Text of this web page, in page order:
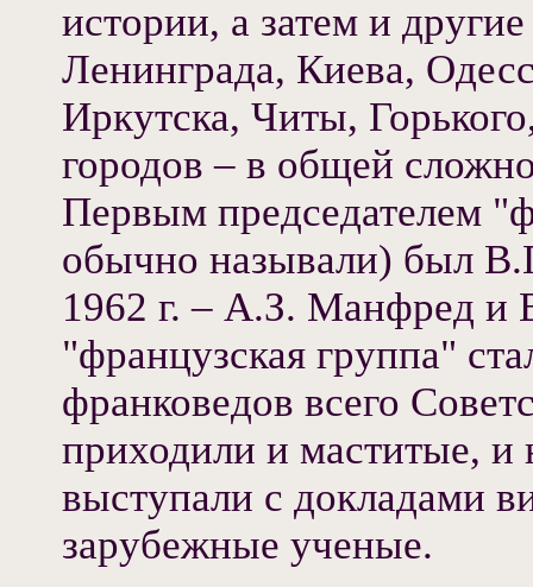
истории, а затем и
Ленинграда, Киева,
Иркутска, Читы,
городов – в общей
Первым председателем
обычно называли) был
1962 г. – А.З. Манфред и
"французская группа"
франковедов всего
приходили и маститые,
выступали с докладами
зарубежные ученые.